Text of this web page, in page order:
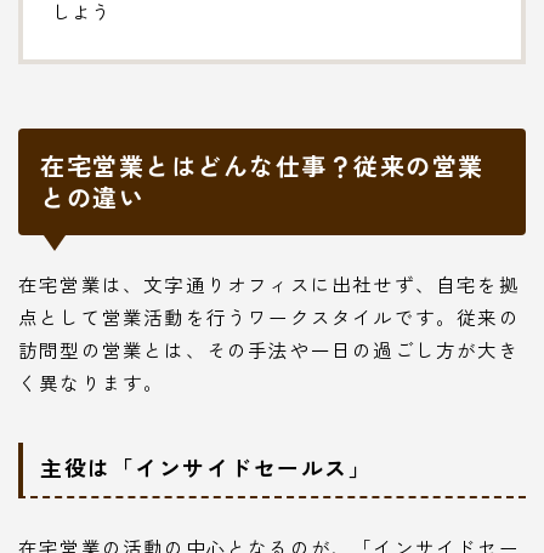
しよう
在宅営業とはどんな仕事？従来の営業
との違い
在宅営業は、文字通りオフィスに出社せず、自宅を拠
点として営業活動を行うワークスタイルです。従来の
訪問型の営業とは、その手法や一日の過ごし方が大き
く異なります。
主役は「インサイドセールス」
在宅営業の活動の中心となるのが、「インサイドセー